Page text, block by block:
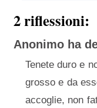
2 riflessioni:
Anonimo ha
Tenete duro e
grosso e da
accoglie, non